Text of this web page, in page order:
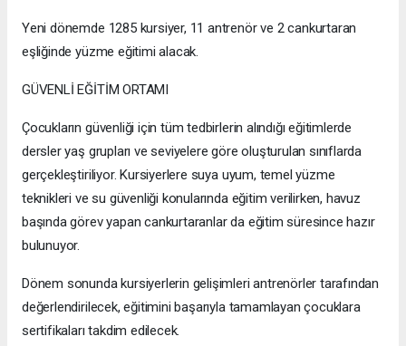
Yeni dönemde 1285 kursiyer, 11 antrenör ve 2 cankurtaran
eşliğinde yüzme eğitimi alacak.
GÜVENLİ EĞİTİM ORTAMI
Çocukların güvenliği için tüm tedbirlerin alındığı eğitimlerde
dersler yaş grupları ve seviyelere göre oluşturulan sınıflarda
gerçekleştiriliyor. Kursiyerlere suya uyum, temel yüzme
teknikleri ve su güvenliği konularında eğitim verilirken, havuz
başında görev yapan cankurtaranlar da eğitim süresince hazır
bulunuyor.
Dönem sonunda kursiyerlerin gelişimleri antrenörler tarafından
değerlendirilecek, eğitimini başarıyla tamamlayan çocuklara
sertifikaları takdim edilecek.